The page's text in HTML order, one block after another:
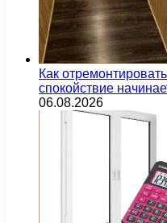
Как
спокойствие
06.08.2026